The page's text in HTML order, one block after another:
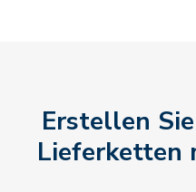
Erstellen
Lieferketten